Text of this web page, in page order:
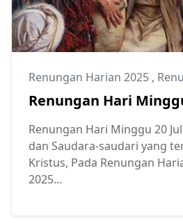
Renungan Harian 2025 ,
Renungan Hari
Renungan Hari Minggu 20
dan Saudara-saudari yang
Kristus, Pada Renungan
2025...